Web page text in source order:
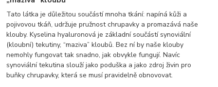
Tato látka je důležitou součástí mnoha tkání: napíná kůži a
pojivovou tkáň, udržuje pružnost chrupavky a promazává naše
klouby. Kyselina hyaluronová je základní součástí synoviální
(kloubní) tekutiny, “maziva” kloubů. Bez ní by naše klouby
nemohly fungovat tak snadno, jak obvykle fungují. Navíc
synoviální tekutina slouží jako poduška a jako zdroj živin pro
buňky chrupavky, která se musí pravidelně obnovovat.